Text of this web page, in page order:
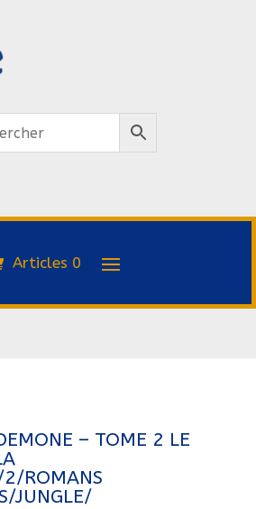
Articles 0
– TOME 2 LE
2/ROMANS
JUNGLE/